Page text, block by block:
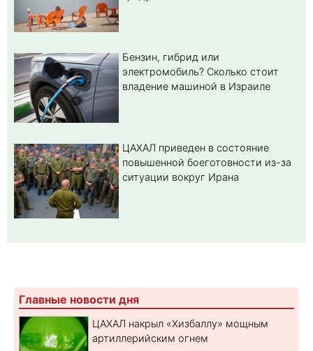
Бензин, гибрид или
электромобиль? Cколько стоит
владение машиной в Израиле
ЦАХАЛ приведен в состояние
повышенной боеготовности из-за
ситуации вокруг Ирана
Главные новости дня
ЦАХАЛ накрыл «Хизбаллу» мощным
артиллерийским огнем